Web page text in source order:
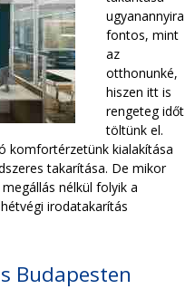
ugyanannyira
fontos, mint
az
otthonunké,
hiszen itt is
rengeteg időt
töltünk el.
komfortérzetünk kialakítása
takarítása. De mikor
nélkül folyik a
irodatakarítás
Budapesten